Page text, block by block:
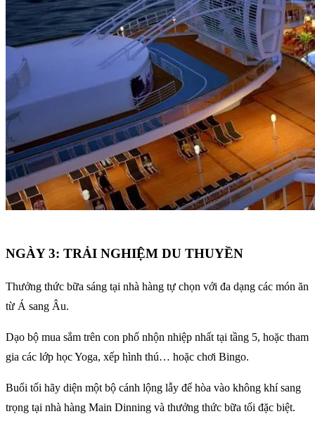
NGÀY 3: TRẢI NGHIỆM DU THUYỀN
Thưởng thức bữa sáng tại nhà hàng tự chọn với đa dạng các món ăn
từ Á sang Âu.
Dạo bộ mua sắm trên con phố nhộn nhiệp nhất tại tầng 5, hoặc tham
gia các lớp học Yoga, xếp hình thú… hoặc chơi Bingo.
Buổi tối hãy diện một bộ cánh lộng lẫy để hòa vào không khí sang
trọng tại nhà hàng Main Dinning và thưởng thức bữa tối đặc biệt.